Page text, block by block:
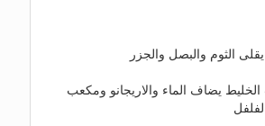
الثوم والبصل والجزر
يضاف الماء والاريجانو ومكعب